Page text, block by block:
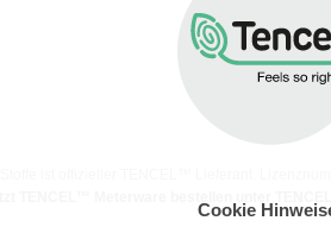
Cookie